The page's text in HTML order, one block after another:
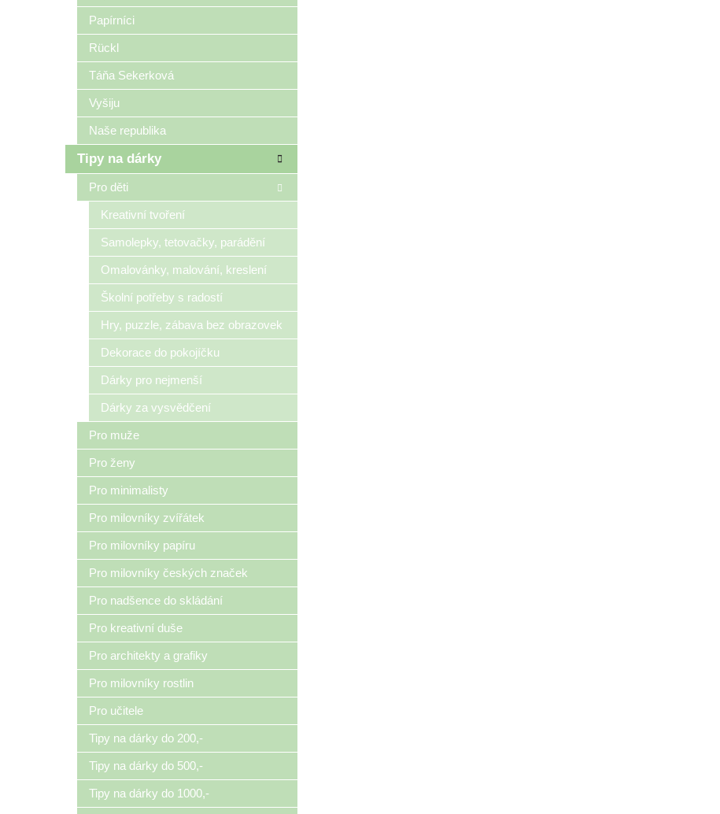
Papírníci
Rückl
Táňa Sekerková
Vyšiju
Naše republika
Tipy na dárky
Pro děti
Kreativní tvoření
Samolepky, tetovačky, parádění
Omalovánky, malování, kreslení
Školní potřeby s radostí
Hry, puzzle, zábava bez obrazovek
Dekorace do pokojíčku
Dárky pro nejmenší
Dárky za vysvědčení
Pro muže
Pro ženy
Pro minimalisty
Pro milovníky zvířátek
Pro milovníky papíru
Pro milovníky českých značek
Pro nadšence do skládání
Pro kreativní duše
Pro architekty a grafiky
Pro milovníky rostlin
Pro učitele
Tipy na dárky do 200,-
Tipy na dárky do 500,-
Tipy na dárky do 1000,-